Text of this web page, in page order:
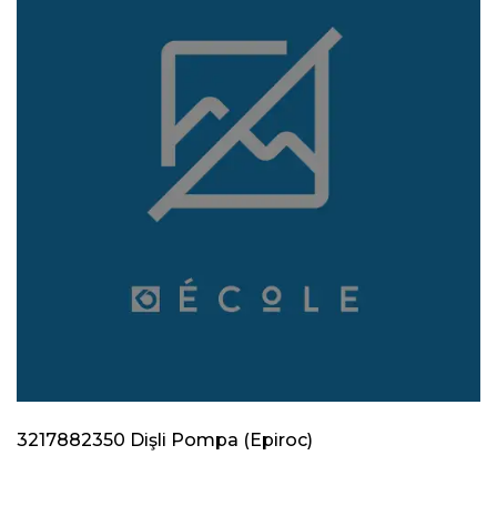
3217882350 Dişli Pompa (Epiroc)